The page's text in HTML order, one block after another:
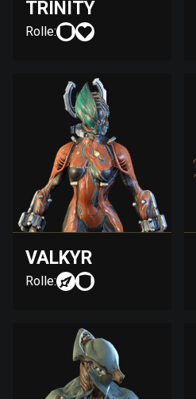
TRINITY
Rolle:
VALKYR
Rolle: